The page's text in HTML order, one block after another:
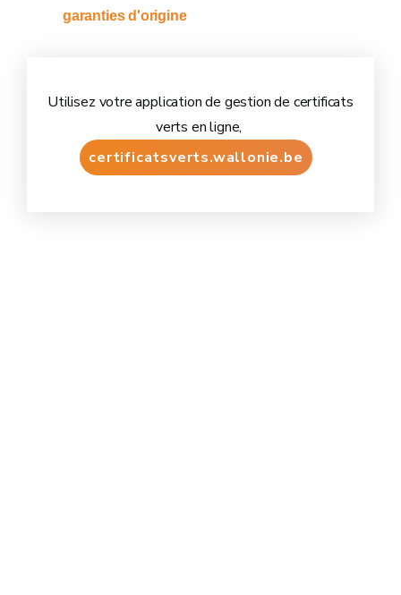
garanties d'origine
Utilisez votre application de gestion de certificats
verts en ligne,
certificatsverts.wallonie.be